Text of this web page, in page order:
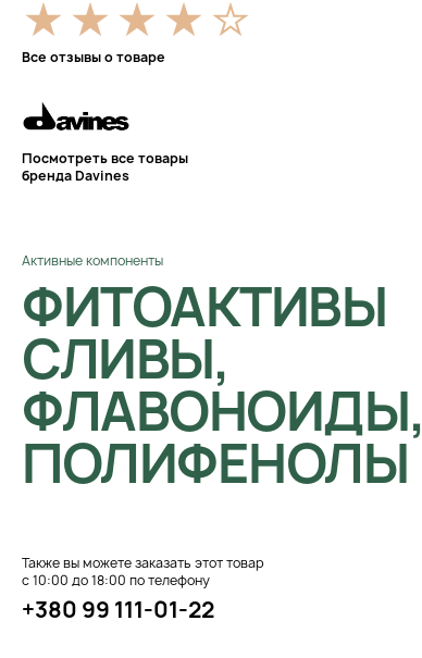
Все отзывы о товаре
Посмотреть все товары
бренда Davines
Активные компоненты
ФИТОАКТИВЫ
СЛИВЫ,
ФЛАВОНОИДЫ,
ПОЛИФЕНОЛЫ
Также вы можете заказать этот товар
с 10:00 до 18:00 по телефону
+380 99 111-01-22